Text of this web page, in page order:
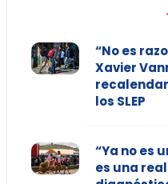
“No es
Xavier
los SLEP
“Ya no es
es una